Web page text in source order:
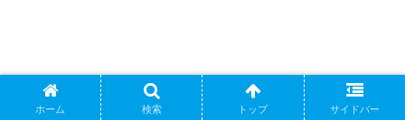
ホーム 検索 トップ サイドバー